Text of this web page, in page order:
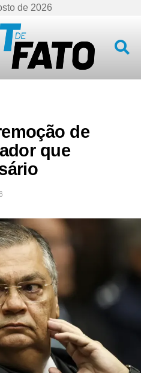
de 2026
de
que